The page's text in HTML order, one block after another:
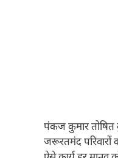
पंकज कुमार तोषित
जरूरतमंद परिवारों